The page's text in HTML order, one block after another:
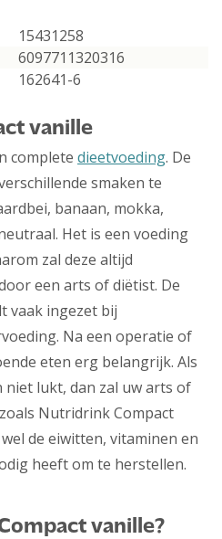
15431258
6097711320316
162641-6
vanille
complete dieetvoeding. De
smaken te
banaan, mokka,
Het is een voeding
zal deze altijd
een arts of diëtist. De
vaak ingezet bij
Na een operatie of
eten erg belangrijk. Als
niet lukt, dan zal uw arts of
Nutridrink Compact
de eiwitten, vitaminen en
heeft om te herstellen.
vanille?